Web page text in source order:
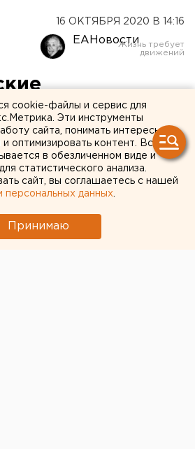
16 ОКТЯБРЯ 2020 В 14:16
ЕАНовости
боссы
в
cookie-файлы и сервис для
Эти инструменты
сайта, понимать интересы
оптимизировать контент. Вся
в обезличенном виде и
статистического анализа.
сайт, вы соглашаетесь с нашей
персональных данных
Принимаю